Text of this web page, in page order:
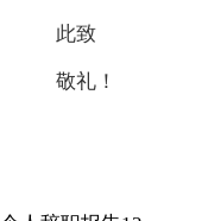
此致
敬礼！